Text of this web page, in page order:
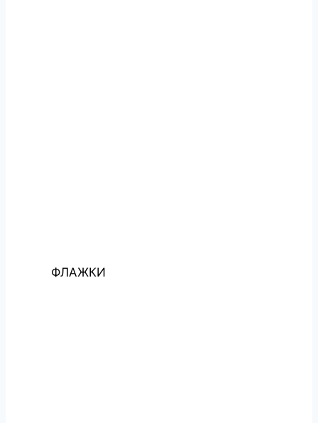
ФЛАЖКИ